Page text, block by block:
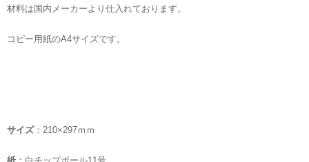
材料は国内メーカーより仕入れております。
コピー用紙のA4サイズです。
サイズ：210×297ｍｍ